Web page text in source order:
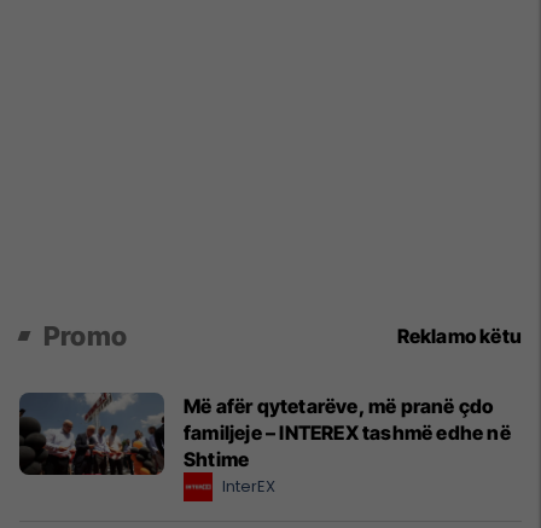
Promo Reklamo këtu
Më afër qytetarëve, më pranë çdo
familjeje – INTEREX tashmë edhe në
Shtime
InterEX